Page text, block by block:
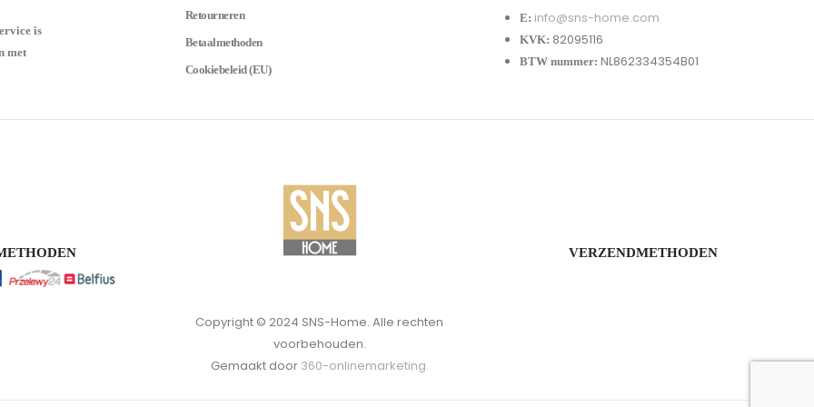
is
met
Retourneren
Betaalmethoden
Cookiebeleid (EU)
E: info@sns-home.com
KVK: 82095116
BTW nummer: NL862334354B01
Copyright © 2024 SNS-Home. Alle rechten
voorbehouden.
Gemaakt door 360-onlinemarketing.
VERZENDMETHODEN